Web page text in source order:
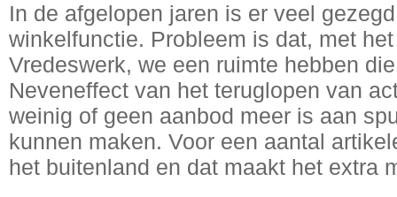
In de afgelopen jaren is er veel
winkelfunctie. Probleem is dat, met
Vredeswerk, we een ruimte hebben
Neveneffect van het teruglopen van
weinig of geen aanbod meer is aan
kunnen maken. Voor een aantal
het buitenland en dat maakt het extra